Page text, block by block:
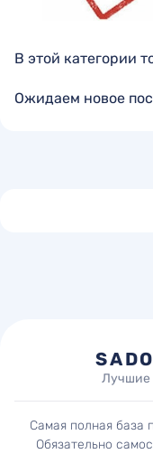
В этой категории
Ожидаем новое
Лучшие
Самая полная база
Обязательно